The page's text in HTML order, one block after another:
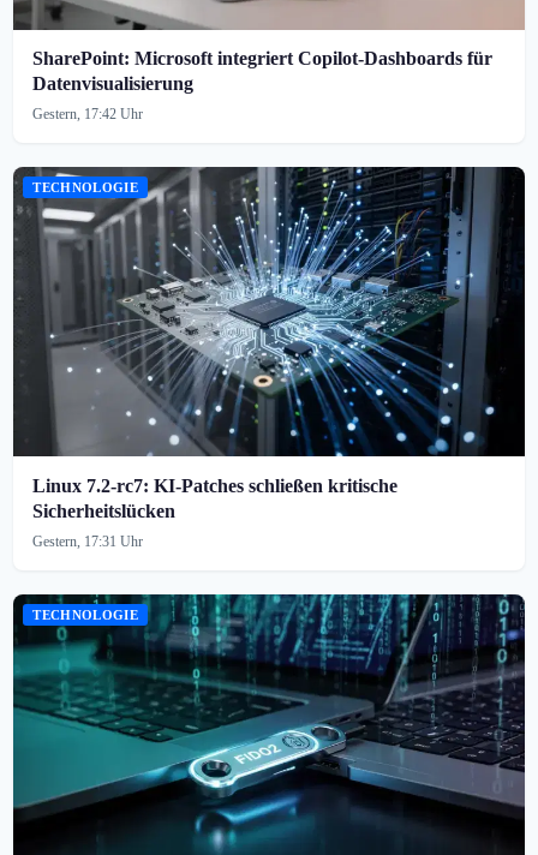
SharePoint: Microsoft integriert Copilot-Dashboards für
Datenvisualisierung
Gestern, 17:42 Uhr
TECHNOLOGIE
Linux 7.2-rc7: KI-Patches schließen kritische
Sicherheitslücken
Gestern, 17:31 Uhr
TECHNOLOGIE